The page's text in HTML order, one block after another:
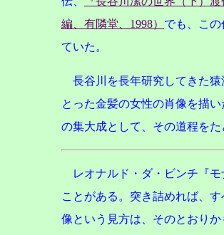
編、有隣堂、1998） でも、こ
ていた。
長谷川を長年研究してきた
とった金髪の女性の肖像を描
の集大成として、その道程を
レオナルド・ダ・ビンチ『
ことがある。突き詰めれば、
像という見方は、そのとおりか